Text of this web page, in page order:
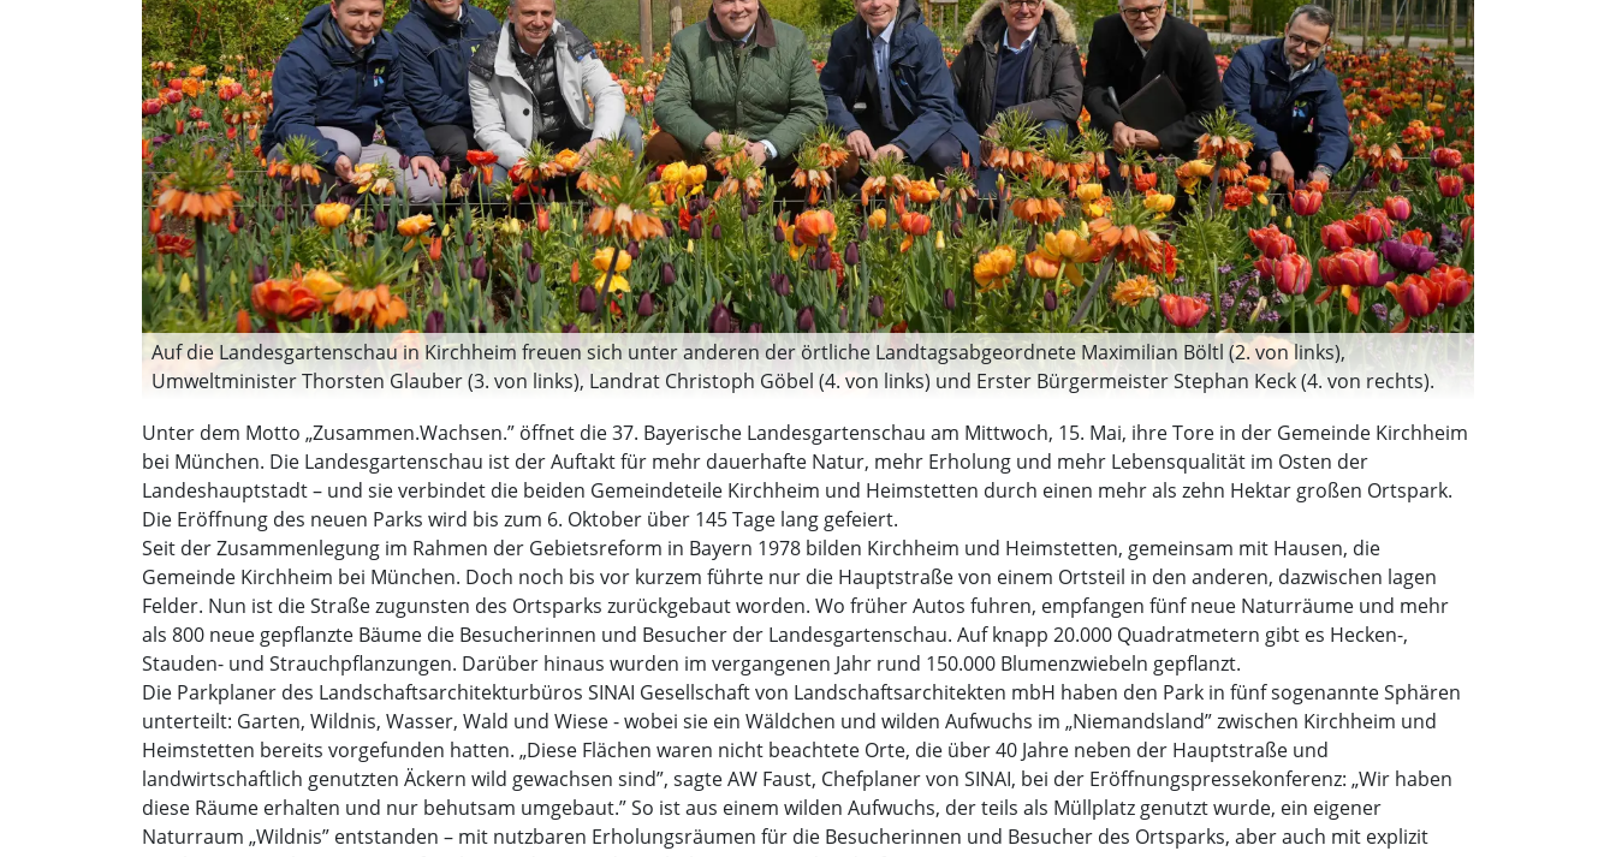
Auf die Landesgartenschau in Kirchheim freuen sich unter anderen der örtliche Landtagsabgeordnete Maximilian Böltl (2. von links),
Umweltminister Thorsten Glauber (3. von links), Landrat Christoph Göbel (4. von links) und Erster Bürgermeister Stephan Keck (4. von rechts).
Unter dem Motto „Zusammen.Wachsen.” öffnet die 37. Bayerische Landesgartenschau am Mittwoch, 15. Mai, ihre Tore in der Gemeinde Kirchheim
bei München. Die Landesgartenschau ist der Auftakt für mehr dauerhafte Natur, mehr Erholung und mehr Lebensqualität im Osten der
Landeshauptstadt – und sie verbindet die beiden Gemeindeteile Kirchheim und Heimstetten durch einen mehr als zehn Hektar großen Ortspark.
Die Eröffnung des neuen Parks wird bis zum 6. Oktober über 145 Tage lang gefeiert.
Seit der Zusammenlegung im Rahmen der Gebietsreform in Bayern 1978 bilden Kirchheim und Heimstetten, gemeinsam mit Hausen, die
Gemeinde Kirchheim bei München. Doch noch bis vor kurzem führte nur die Hauptstraße von einem Ortsteil in den anderen, dazwischen lagen
Felder. Nun ist die Straße zugunsten des Ortsparks zurückgebaut worden. Wo früher Autos fuhren, empfangen fünf neue Naturräume und mehr
als 800 neue gepflanzte Bäume die Besucherinnen und Besucher der Landesgartenschau. Auf knapp 20.000 Quadratmetern gibt es Hecken-,
Stauden- und Strauchpflanzungen. Darüber hinaus wurden im vergangenen Jahr rund 150.000 Blumenzwiebeln gepflanzt.
Die Parkplaner des Landschaftsarchitekturbüros SINAI Gesellschaft von Landschaftsarchitekten mbH haben den Park in fünf sogenannte Sphären
unterteilt: Garten, Wildnis, Wasser, Wald und Wiese - wobei sie ein Wäldchen und wilden Aufwuchs im „Niemandsland” zwischen Kirchheim und
Heimstetten bereits vorgefunden hatten. „Diese Flächen waren nicht beachtete Orte, die über 40 Jahre neben der Hauptstraße und
landwirtschaftlich genutzten Äckern wild gewachsen sind”, sagte AW Faust, Chefplaner von SINAI, bei der Eröffnungspressekonferenz: „Wir haben
diese Räume erhalten und nur behutsam umgebaut.” So ist aus einem wilden Aufwuchs, der teils als Müllplatz genutzt wurde, ein eigener
Naturraum „Wildnis” entstanden – mit nutzbaren Erholungsräumen für die Besucherinnen und Besucher des Ortsparks, aber auch mit explizit